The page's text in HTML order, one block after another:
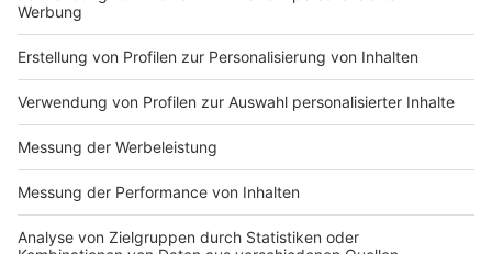
Impressum
Nutzungsbedingungen Kontakt
Newsletter